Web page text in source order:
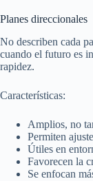
Planes direccionales
No describen cada
cuando el futuro es
rapidez.
Características:
Amplios, no
Permiten
Útiles en
Favorecen la
Se enfocan